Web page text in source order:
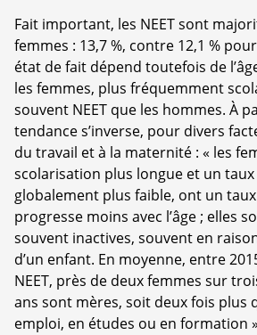
Fait important, les NEET sont
femmes : 13,7 %, contre 12,1 %
état de fait dépend toutefois de
les femmes, plus fréquemment
souvent NEET que les hommes. À
tendance s’inverse, pour divers
du travail et à la maternité : « les
scolarisation plus longue et un
globalement plus faible, ont un
progresse moins avec l’âge ; elles
souvent inactives, souvent en
d’un enfant. En moyenne, entre
NEET, près de deux femmes sur
ans sont mères, soit deux fois plus
emploi, en études ou en formation